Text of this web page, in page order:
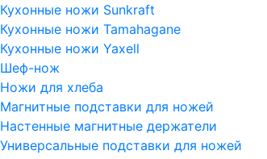
Кухонные ножи Sunkraft
Кухонные ножи Tamahagane
Кухонные ножи Yaxell
Шеф-нож
Ножи для хлеба
Магнитные подставки для ножей
Настенные магнитные держатели
Универсальные подставки для ножей